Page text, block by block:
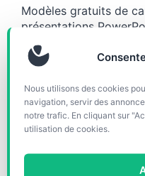
Nous utilisons des cookies
navigation, servir des
notre trafic. En cliquant sur
utilisation de cookies.
Modèles gratuits de
présentations
contours des cartes.
diapositives au